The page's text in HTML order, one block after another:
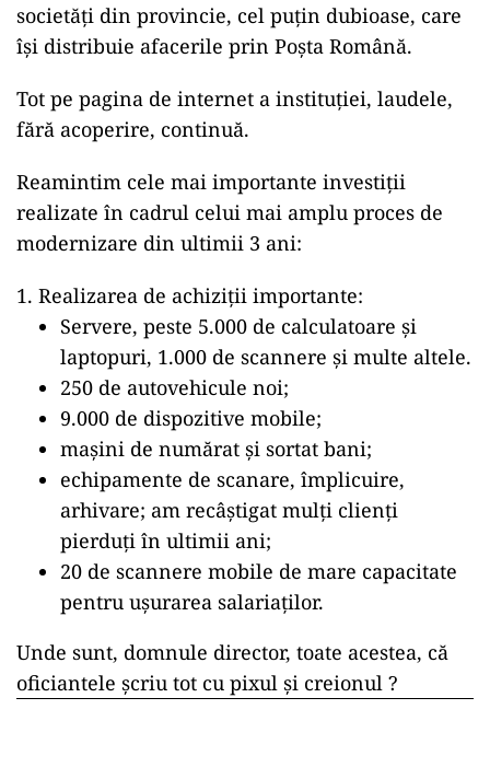
societăți din provincie, cel puțin dubioase, care
își distribuie afacerile prin Poșta Română.
Tot pe pagina de internet a instituției, laudele,
fără acoperire, continuă.
Reamintim cele mai importante investiții
realizate în cadrul celui mai amplu proces de
modernizare din ultimii 3 ani:
Realizarea de achiziții importante:
Servere, peste 5.000 de calculatoare și
laptopuri, 1.000 de scannere și multe altele.
250 de autovehicule noi;
9.000 de dispozitive mobile;
mașini de numărat și sortat bani;
echipamente de scanare, împlicuire,
arhivare; am recâștigat mulți clienți
pierduți în ultimii ani;
20 de scannere mobile de mare capacitate
pentru ușurarea salariaților.
Unde sunt, domnule director, toate acestea, că
oficiantele șcriu tot cu pixul și creionul ?